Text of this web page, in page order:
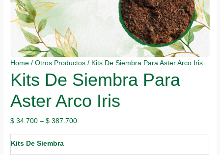
Home /Otros Productos / Kits De Siembra Para Aster Arco Iris
Kits De Siembra Para
Aster Arco Iris
$ 34.700 –$ 387.700
Kits De Siembra